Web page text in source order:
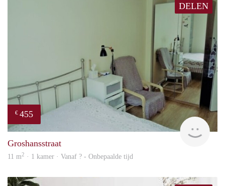
DELEN
€ 455
Groshansstraat
11 m2 · 1 kamer · Vanaf ? - Onbepaalde tijd